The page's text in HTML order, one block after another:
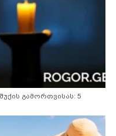
გამორთვისას: 5